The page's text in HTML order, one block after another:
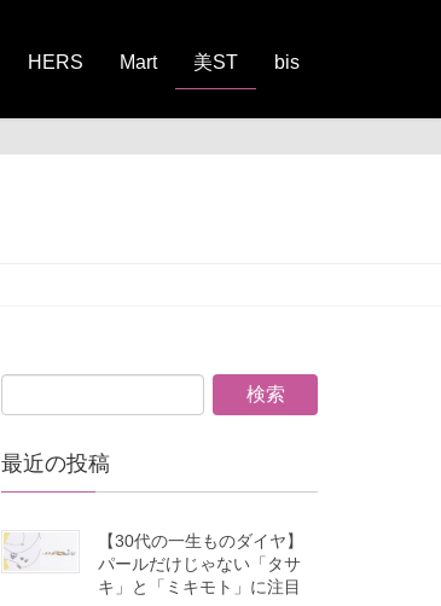
HERS Mart 美ST bis
最近の投稿
【30代の一生ものダイヤ】
パールだけじゃない「タサ
キ」と「ミキモト」に注目